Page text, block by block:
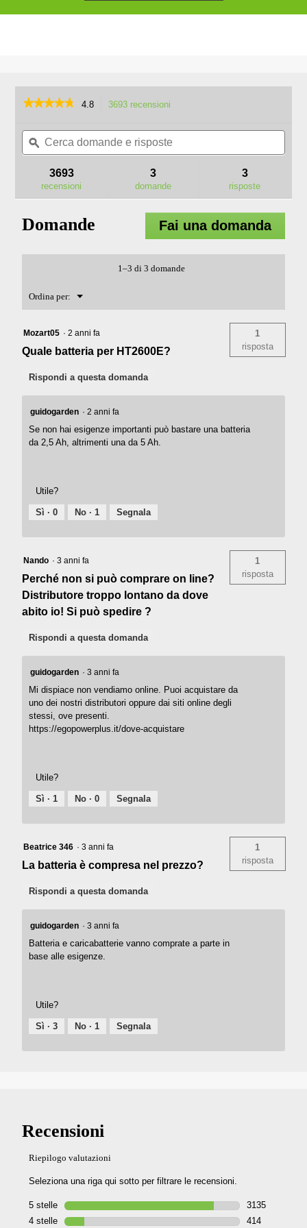
★★★★★
★★★★★
5
recensioni
66
4.8 3693 recensioni
alla
pagina
delle
Cerca
domande
e
risposte
ϙ
e
3693
recensioni
3
domande
3
risposte
Domande Fai una domanda
1–3 di 3 domande
Ordina per: ▼
Menu
Mozart05 · 2 anni fa
Quale batteria per HT2600E?
1
risposta
Rispondi a questa domanda
guidogarden · 2 anni fa
Se non hai esigenze importanti può bastare una batteria
da 2,5 Ah, altrimenti una da 5 Ah.
Utile?
Sì ·0 No · 1 Segnala
Nando · 3 anni fa
Perché non si può comprare on line?
Distributore troppo lontano da dove
abito io! Si può spedire ?
1
risposta
Rispondi a questa domanda
guidogarden · 3 anni fa
Mi dispiace non vendiamo online. Puoi acquistare da
uno dei nostri distributori oppure dai siti online degli
stessi, ove presenti.
https://egopowerplus.it/dove-acquistare
Utile?
Sì ·1 No ·0 Segnala
Beatrice 346 · 3 anni fa
La batteria è compresa nel prezzo?
1
risposta
Rispondi a questa domanda
guidogarden · 3 anni fa
Batteria e caricabatterie vanno comprate a parte in
base alle esigenze.
Utile?
Sì ·3 No ·1 Segnala